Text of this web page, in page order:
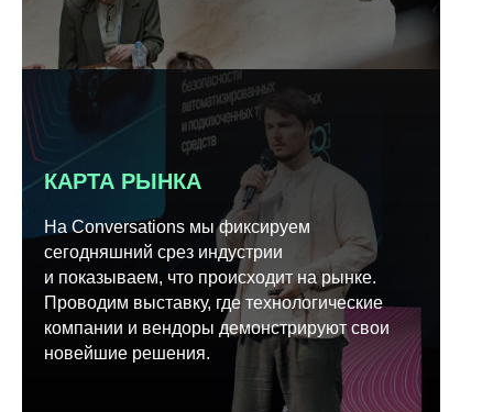
КАРТА РЫНКА
На Conversations мы фиксируем
сегодняшний срез индустрии
и показываем, что происходит на рынке.
Проводим выставку, где технологические
компании и вендоры демонстрируют свои
новейшие решения.